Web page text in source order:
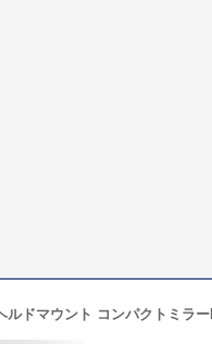
ドマウント コンパクトミラーII